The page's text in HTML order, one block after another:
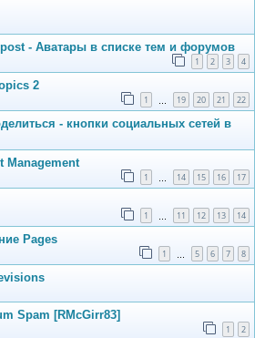
- Аватары в списке тем и форумов
1 2 3 4
2
1 19 20 21 22
- кнопки социальных сетей в
Management
1 14 15 16 17
1 11 12 13 14
Pages
1 5 6 7 8
Spam [RMcGirr83]
1 2